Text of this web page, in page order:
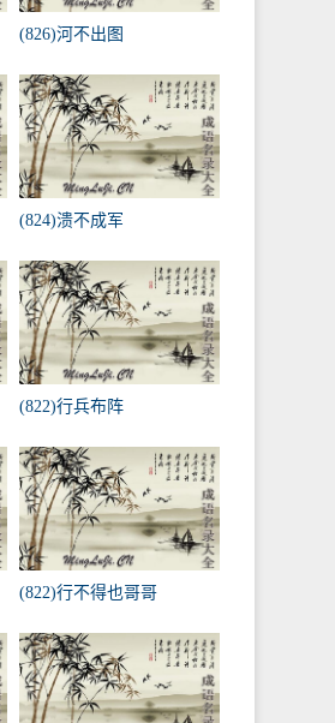
(826)河不出图
(824)溃不成军
(822)行兵布阵
(822)行不得也哥哥